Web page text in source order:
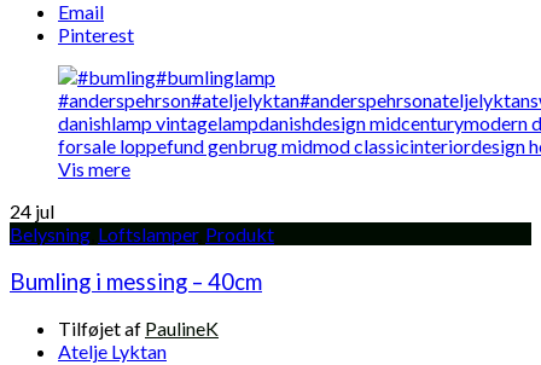
Email
Pinterest
Vis mere
24 jul
Belysning Loftslamper, Produkt
Bumling i messing – 40cm
Tilføjet af PaulineK
Atelje Lyktan